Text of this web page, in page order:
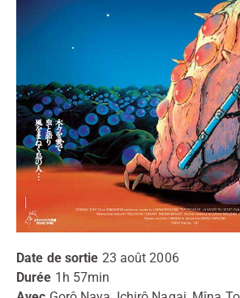
Date de sortie 23 août 2006
Durée 1h 57min